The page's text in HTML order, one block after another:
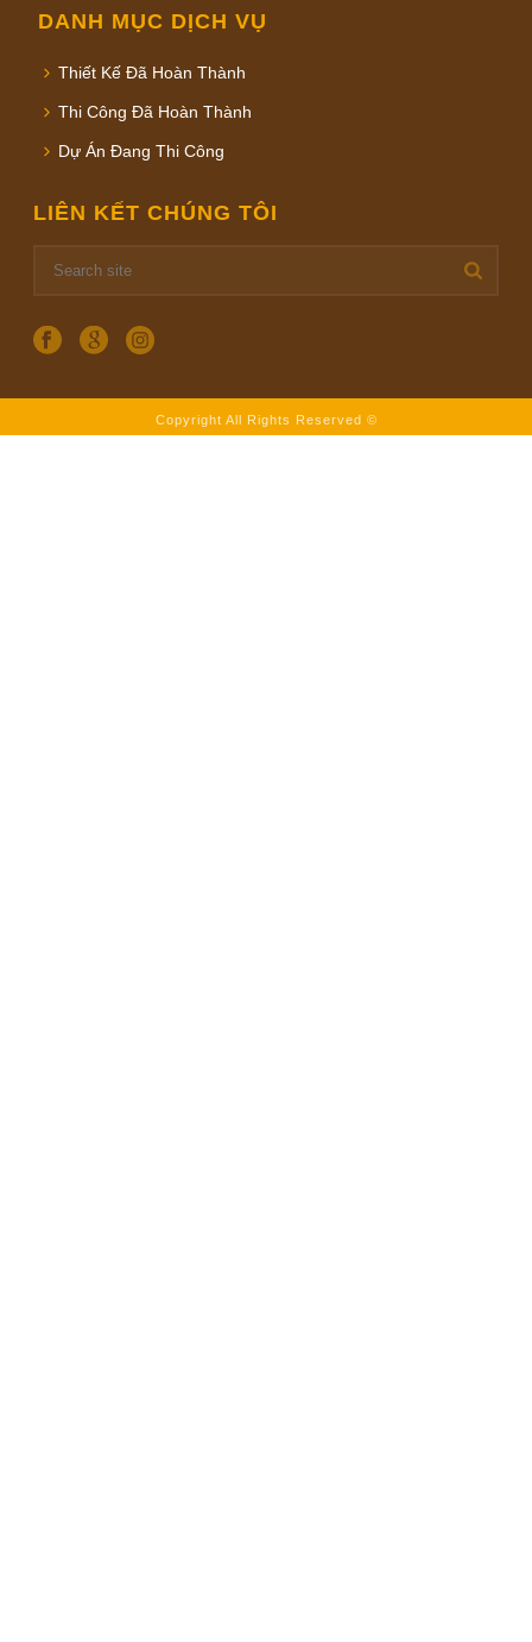
DANH MỤC DỊCH VỤ
Thiết Kế Đã Hoàn Thành
Thi Công Đã Hoàn Thành
Dự Án Đang Thi Công
LIÊN KẾT CHÚNG TÔI
Copyright All Rights Reserved ©